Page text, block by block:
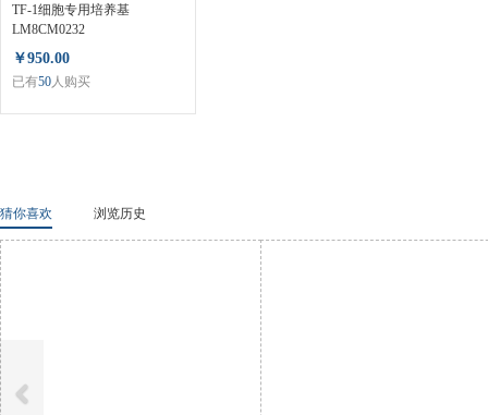
TF-1细胞专用培养基
LM8CM0232
￥950.00
已有50人购买
猜你喜欢 浏览历史